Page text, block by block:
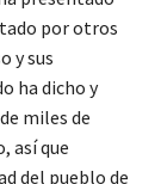
por otros
y sus
ha dicho y
miles de
así que
del pueblo de